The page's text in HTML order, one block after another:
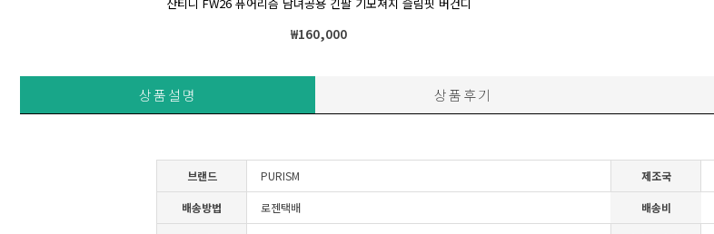
₩160,000
상품설명 상품후기
브랜드 PURISM 제조국
배송방법 로젠택배 배송비